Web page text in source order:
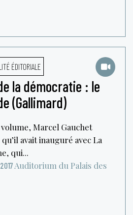
ÉDITORIALE
la démocratie : le
(Gallimard)
Marcel Gauchet
avait inauguré avec La
qui...
Auditorium du Palais des